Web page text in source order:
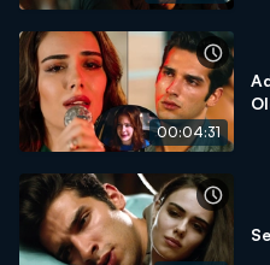
00:04:31